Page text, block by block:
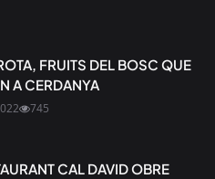
FRUITS DEL BOSC QUE
A CERDANYA
745
CAL DAVID OBRE